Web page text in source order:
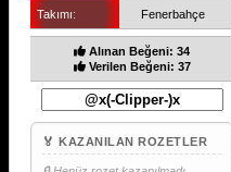
Takımı: Fenerbahçe
Alınan Beğeni: 34
Verilen Beğeni: 37
🏅 KAZANILAN ROZETLER